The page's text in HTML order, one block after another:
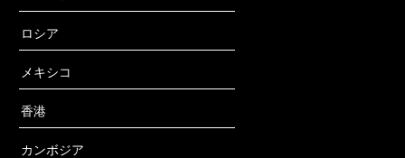
ロシア
メキシコ
香港
カンボジア